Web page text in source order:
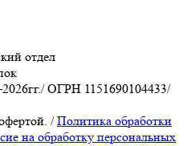
отдел
/ОГРН 1151690104433/
/ Политика обработки
на обработку персональных